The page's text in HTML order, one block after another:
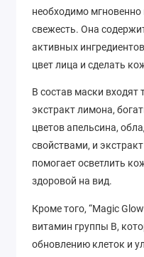
необходимо мгновенно
свежесть. Она
активных
цвет лица и сделать
В состав маски входят
экстракт лимона,
цветов апельсина,
свойствами, и
помогает осветлить
здоровой на вид.
Кроме того, “Magic
витамин группы В,
обновлению клеток и